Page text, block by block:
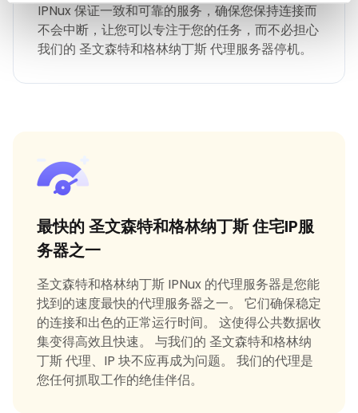
IPNux 保证一致和可靠的服务，确保您保持连接而
不会中断，让您可以专注于您的任务，而不必担心
我们的 圣文森特和格林纳丁斯 代理服务器停机。
最快的 圣文森特和格林纳丁斯 住宅IP服
务器之一
圣文森特和格林纳丁斯 IPNux 的代理服务器是您能
找到的速度最快的代理服务器之一。 它们确保稳定
的连接和出色的正常运行时间。 这使得公共数据收
集变得高效且快速。 与我们的 圣文森特和格林纳
丁斯 代理、IP 块不应再成为问题。 我们的代理是
您任何抓取工作的绝佳伴侣。